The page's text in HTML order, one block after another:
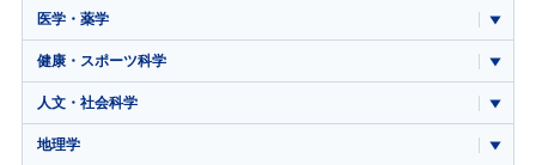
医学・薬学
健康・スポーツ科学
人文・社会科学
地理学